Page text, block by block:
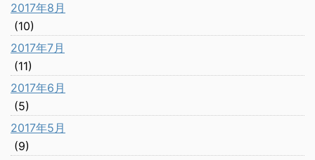
2017年8月
(10)
2017年7月
(11)
2017年6月
(5)
2017年5月
(9)